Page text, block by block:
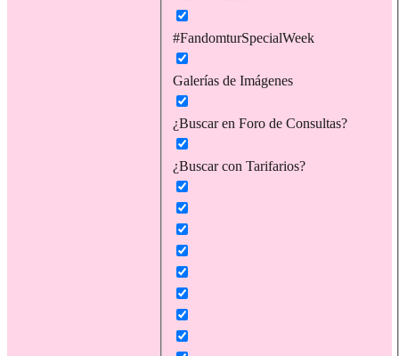
#FandomturSpecialWeek
Galerías de Imágenes
¿Buscar en Foro de Consultas?
¿Buscar con Tarifarios?